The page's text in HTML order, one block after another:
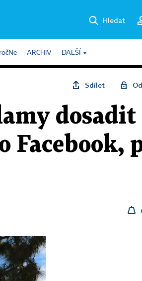
Hledat
ARCHIV DALŠÍ
Sdílet
dosadit
Facebook,